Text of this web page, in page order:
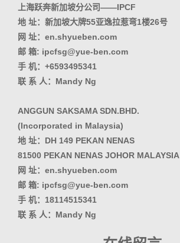
上海跃奔新加坡分公司——IPCF
地 址：新加坡大牌55亚逸拉惹弯1楼26号
网 址：en.shyueben.com
邮 箱: ipcfsg@yue-ben.com
手 机：+6593495341
联 系 人：Mandy Ng
ANGGUN SAKSAMA SDN.BHD.
(Incorporated in Malaysia)
地 址：DH 149 PEKAN NENAS
81500 PEKAN NENAS JOHOR MALAYSIA
网 址：en.shyueben.com
邮 箱: ipcfsg@yue-ben.com
手 机：18114515341
联 系 人：Mandy Ng